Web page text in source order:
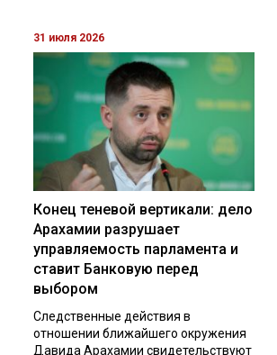
31 июля 2026
Конец теневой вертикали: дело
Арахамии разрушает
управляемость парламента и
ставит Банковую перед
выбором
Следственные действия в
отношении ближайшего окружения
Давида Арахамии свидетельствуют